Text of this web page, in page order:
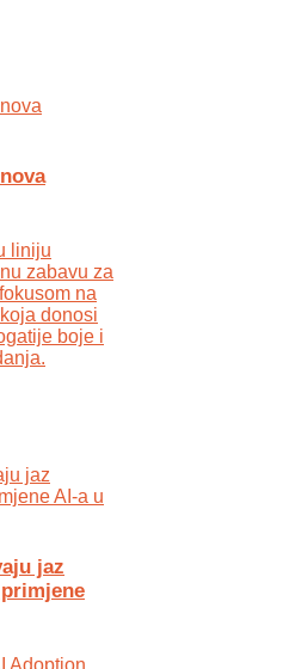
liniju
zabavu za
na
donosi
boje i
jaz
Adoption